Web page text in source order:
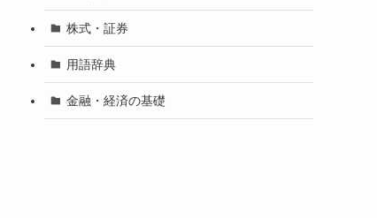
株式・証券
用語辞典
金融・経済の基礎